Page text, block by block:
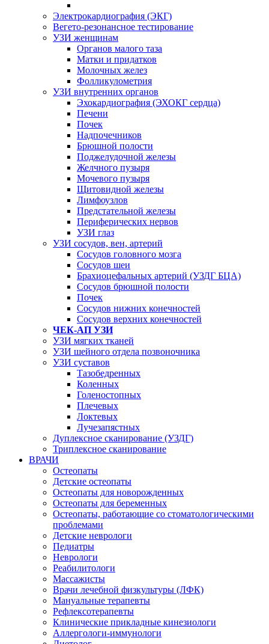
Электрокардиография (ЭКГ)
Вегето-резонансное тестирование
УЗИ женщинам
Органов малого таза
Матки и придатков
Молочных желез
Фолликулометрия
УЗИ внутренних органов
Эхокардиография (ЭХОКГ сердца)
Печени
Почек
Надпочечников
Брюшной полости
Поджелудочной железы
Желчного пузыря
Мочевого пузыря
Щитовидной железы
Лимфоузлов
Предстательной железы
Периферических нервов
УЗИ глаз
УЗИ сосудов, вен, артерий
Сосудов головного мозга
Сосудов шеи
Брахиоцефальных артерий (УЗДГ БЦА)
Сосудов брюшной полости
Почек
Сосудов нижних конечностей
Сосудов верхних конечностей
ЧЕК-АП УЗИ
УЗИ мягких тканей
УЗИ шейного отдела позвоночника
УЗИ суставов
Тазобедренных
Коленных
Голеностопных
Плечевых
Локтевых
Лучезапястных
Дуплексное сканирование (УЗДГ)
Триплексное сканирование
ВРАЧИ
Остеопаты
Детские остеопаты
Остеопаты для новорожденных
Остеопаты для беременных
Остеопаты, работающие со стоматологическими
проблемами
Детские неврологи
Педиатры
Неврологи
Реабилитологи
Массажисты
Врачи лечебной физкультуры (ЛФК)
Мануальные терапевты
Рефлексотерапевты
Клинические прикладные кинезиологи
Аллергологи-иммунологи